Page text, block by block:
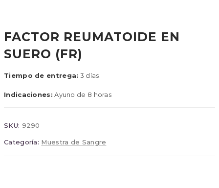
FACTOR REUMATOIDE EN
SUERO (FR)
Tiempo de entrega: 3 días.
Indicaciones: Ayuno de 8 horas
SKU: 9290
Categoría: Muestra de Sangre